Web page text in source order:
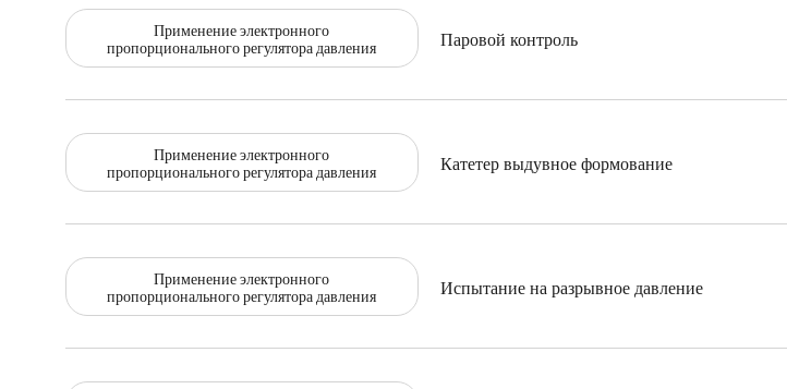
Применение электронного
пропорционального регулятора давления
Паровой контроль
Применение электронного
пропорционального регулятора давления
Катетер выдувное формование
Применение электронного
пропорционального регулятора давления
Испытание на разрывное давление